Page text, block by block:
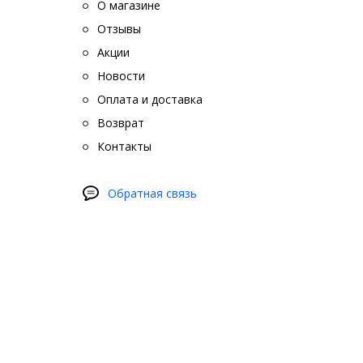
При
О магазине
Отзывы
Акции
Новости
Оплата и доставка
Возврат
Контакты
Обратная связь